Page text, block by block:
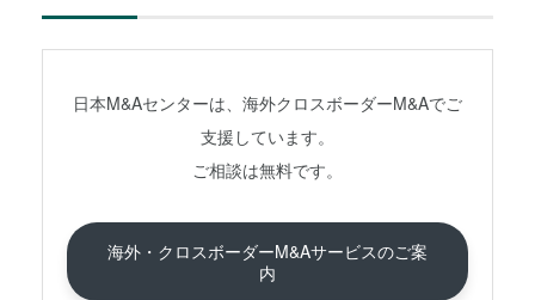
日本M&Aセンターは、海外クロスボーダーM&Aでご
支援しています。
ご相談は無料です。
海外・クロスボーダーM&Aサービスのご案
内